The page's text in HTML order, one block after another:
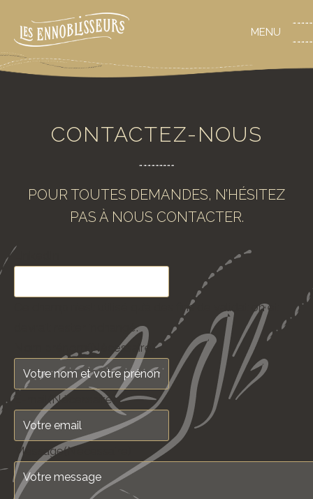
CONTACTEZ-NOUS
POUR TOUTES DEMANDES, N’HÉSITEZ
PAS À NOUS CONTACTER.
Ce champ n’est utilisé qu’à des fins de validation et
devrait rester inchangé.
Nom prénom(Nécessaire)
E-mail (Nécessaire)
Message(Nécessaire)